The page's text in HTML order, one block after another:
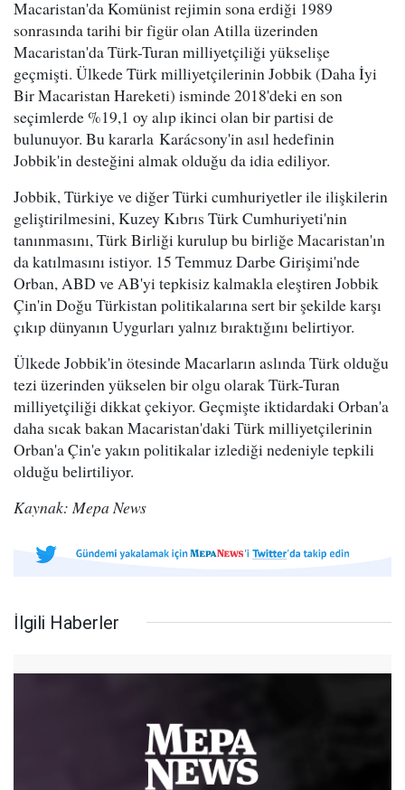
Macaristan'da Komünist rejimin sona erdiği 1989
sonrasında tarihi bir figür olan Atilla üzerinden
Macaristan'da Türk-Turan milliyetçiliği yükselişe
geçmişti. Ülkede Türk milliyetçilerinin Jobbik (Daha İyi
Bir Macaristan Hareketi) isminde 2018'deki en son
seçimlerde %19,1 oy alıp ikinci olan bir partisi de
bulunuyor. Bu kararla Karácsony'in asıl hedefinin
Jobbik'in desteğini almak olduğu da idia ediliyor.
Jobbik, Türkiye ve diğer Türki cumhuriyetler ile ilişkilerin
geliştirilmesini, Kuzey Kıbrıs Türk Cumhuriyeti'nin
tanınmasını, Türk Birliği kurulup bu birliğe Macaristan'ın
da katılmasını istiyor. 15 Temmuz Darbe Girişimi'nde
Orban, ABD ve AB'yi tepkisiz kalmakla eleştiren Jobbik
Çin'in Doğu Türkistan politikalarına sert bir şekilde karşı
çıkıp dünyanın Uygurları yalnız bıraktığını belirtiyor.
Ülkede Jobbik'in ötesinde Macarların aslında Türk olduğu
tezi üzerinden yükselen bir olgu olarak Türk-Turan
milliyetçiliği dikkat çekiyor. Geçmişte iktidardaki Orban'a
daha sıcak bakan Macaristan'daki Türk milliyetçilerinin
Orban'a Çin'e yakın politikalar izlediği nedeniyle tepkili
olduğu belirtiliyor.
Kaynak: Mepa News
İlgili Haberler